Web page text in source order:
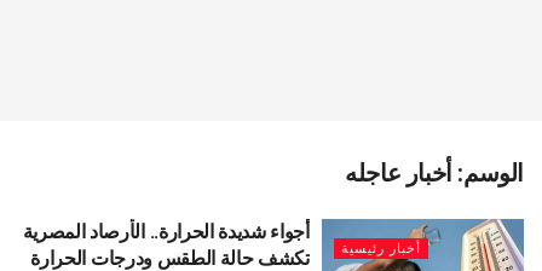
الوسم: أخبار عاجله
أخبار رئيسية
أجواء شديدة الحرارة.. الأرصاد المصرية
تكشف حالة الطقس ودرجات الحرارة